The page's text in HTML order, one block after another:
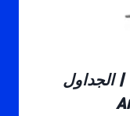
تونينو لامبورغيني | T3PR55H | الجداول